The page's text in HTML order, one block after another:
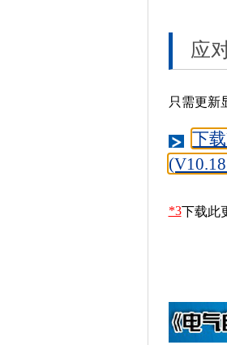
应
只需更新
下
*3下载此